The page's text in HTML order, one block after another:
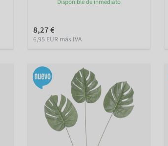
Disponible de inmediato
8,27 €
6,95 EUR más IVA